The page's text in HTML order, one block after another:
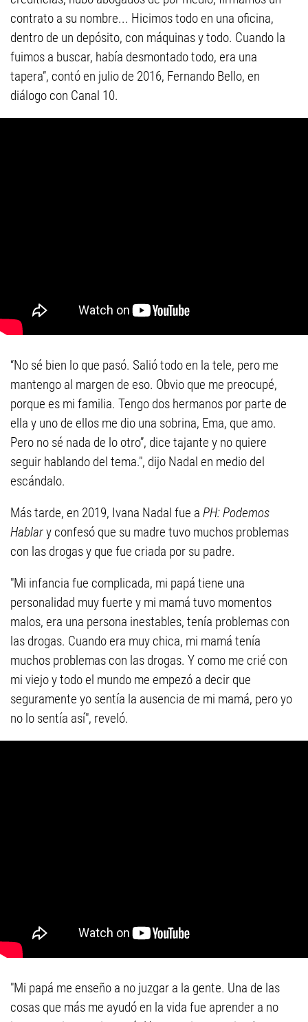
contrato a su nombre... Hicimos todo en una oficina,
dentro de un depósito, con máquinas y todo. Cuando la
fuimos a buscar, había desmontado todo, era una
tapera”, contó en julio de 2016, Fernando Bello, en
diálogo con Canal 10.
“No sé bien lo que pasó. Salió todo en la tele, pero me
mantengo al margen de eso. Obvio que me preocupé,
porque es mi familia. Tengo dos hermanos por parte de
ella y uno de ellos me dio una sobrina, Ema, que amo.
Pero no sé nada de lo otro”, dice tajante y no quiere
seguir hablando del tema.", dijo Nadal en medio del
escándalo.
Más tarde, en 2019, Ivana Nadal fue a PH: Podemos
Hablary confesó que su madre tuvo muchos problemas
con las drogas y que fue criada por su padre.
"Mi infancia fue complicada, mi papá tiene una
personalidad muy fuerte y mi mamá tuvo momentos
malos, era una persona inestables, tenía problemas con
las drogas. Cuando era muy chica, mi mamá tenía
muchos problemas con las drogas. Y como me crié con
mi viejo y todo el mundo me empezó a decir que
seguramente yo sentía la ausencia de mi mamá, pero yo
no lo sentía así", reveló.
"Mi papá me enseño a no juzgar a la gente. Una de las
cosas que más me ayudó en la vida fue aprender a no